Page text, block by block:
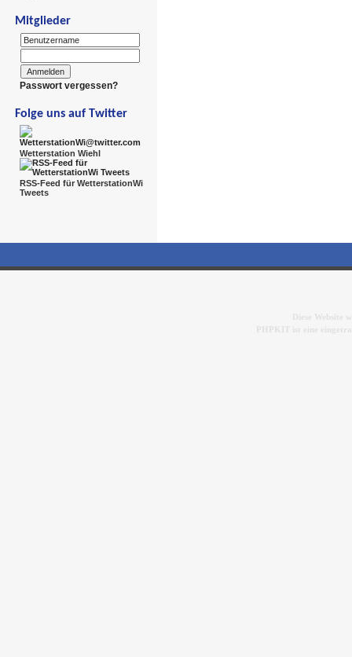
Mitglieder
Passwort vergessen?
Folge uns auf Twitter
Wetterstation Wiehl
RSS-Feed für WetterstationWi
Tweets